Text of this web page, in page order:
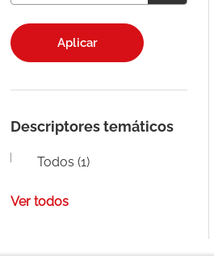
Aplicar
Descriptores temáticos
Todos (1)
Ver todos